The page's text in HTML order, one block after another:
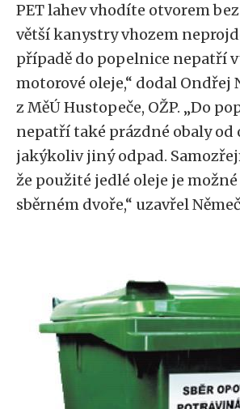
PET lahev vhodíte otvorem
větší kanystry vhozem
případě do popelnice nepatří
motorové oleje,“ dodal Ondřej
z MěÚ Hustopeče, OŽP. „Do
nepatří také prázdné obaly od
jakýkoliv jiný odpad.
že použité jedlé oleje je
sběrném dvoře,“ uzavřel